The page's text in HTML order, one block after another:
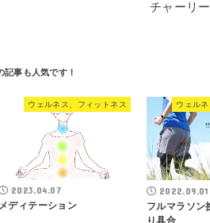
チャーリ
ウェルネス、フィットネス
2023.04.07
メディテーション
ウェル
2022.09.01
フルマラソン
り具合